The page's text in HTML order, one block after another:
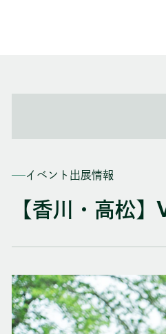
イベント出展情報
【香川・高松